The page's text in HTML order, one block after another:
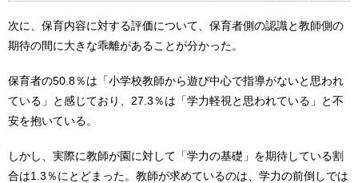
次に、保育内容に対する評価について、保育者側の認識と教師側の
期待の間に大きな乖離があることが分かった。
保育者の50.8％は「小学校教師から遊び中心で指導がないと思われ
ている」と感じており、27.3％は「学力軽視と思われている」と不
安を抱いている。
しかし、実際に教師が園に対して「学力の基礎」を期待している割
合は1.3％にとどまった。教師が求めているのは、学力の前倒しでは